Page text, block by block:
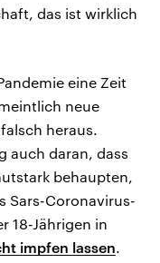
das ist wirklich
eine Zeit
neue
heraus.
auch daran, dass
behaupten,
Sars-Coronavirus-
18-Jährigen in
impfen lassen.